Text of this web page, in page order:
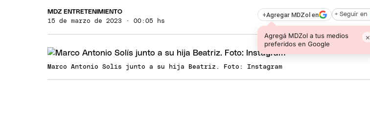
MDZ ENTRETENIMIENTO
15 de marzo de 2023 · 00:05 hs
+Agregar MDZol en
Agregá MDZol a tus medios
preferidos en Google
×
+ Seguir en
Marco Antonio Solís junto a su hija Beatriz. Foto: Instagram